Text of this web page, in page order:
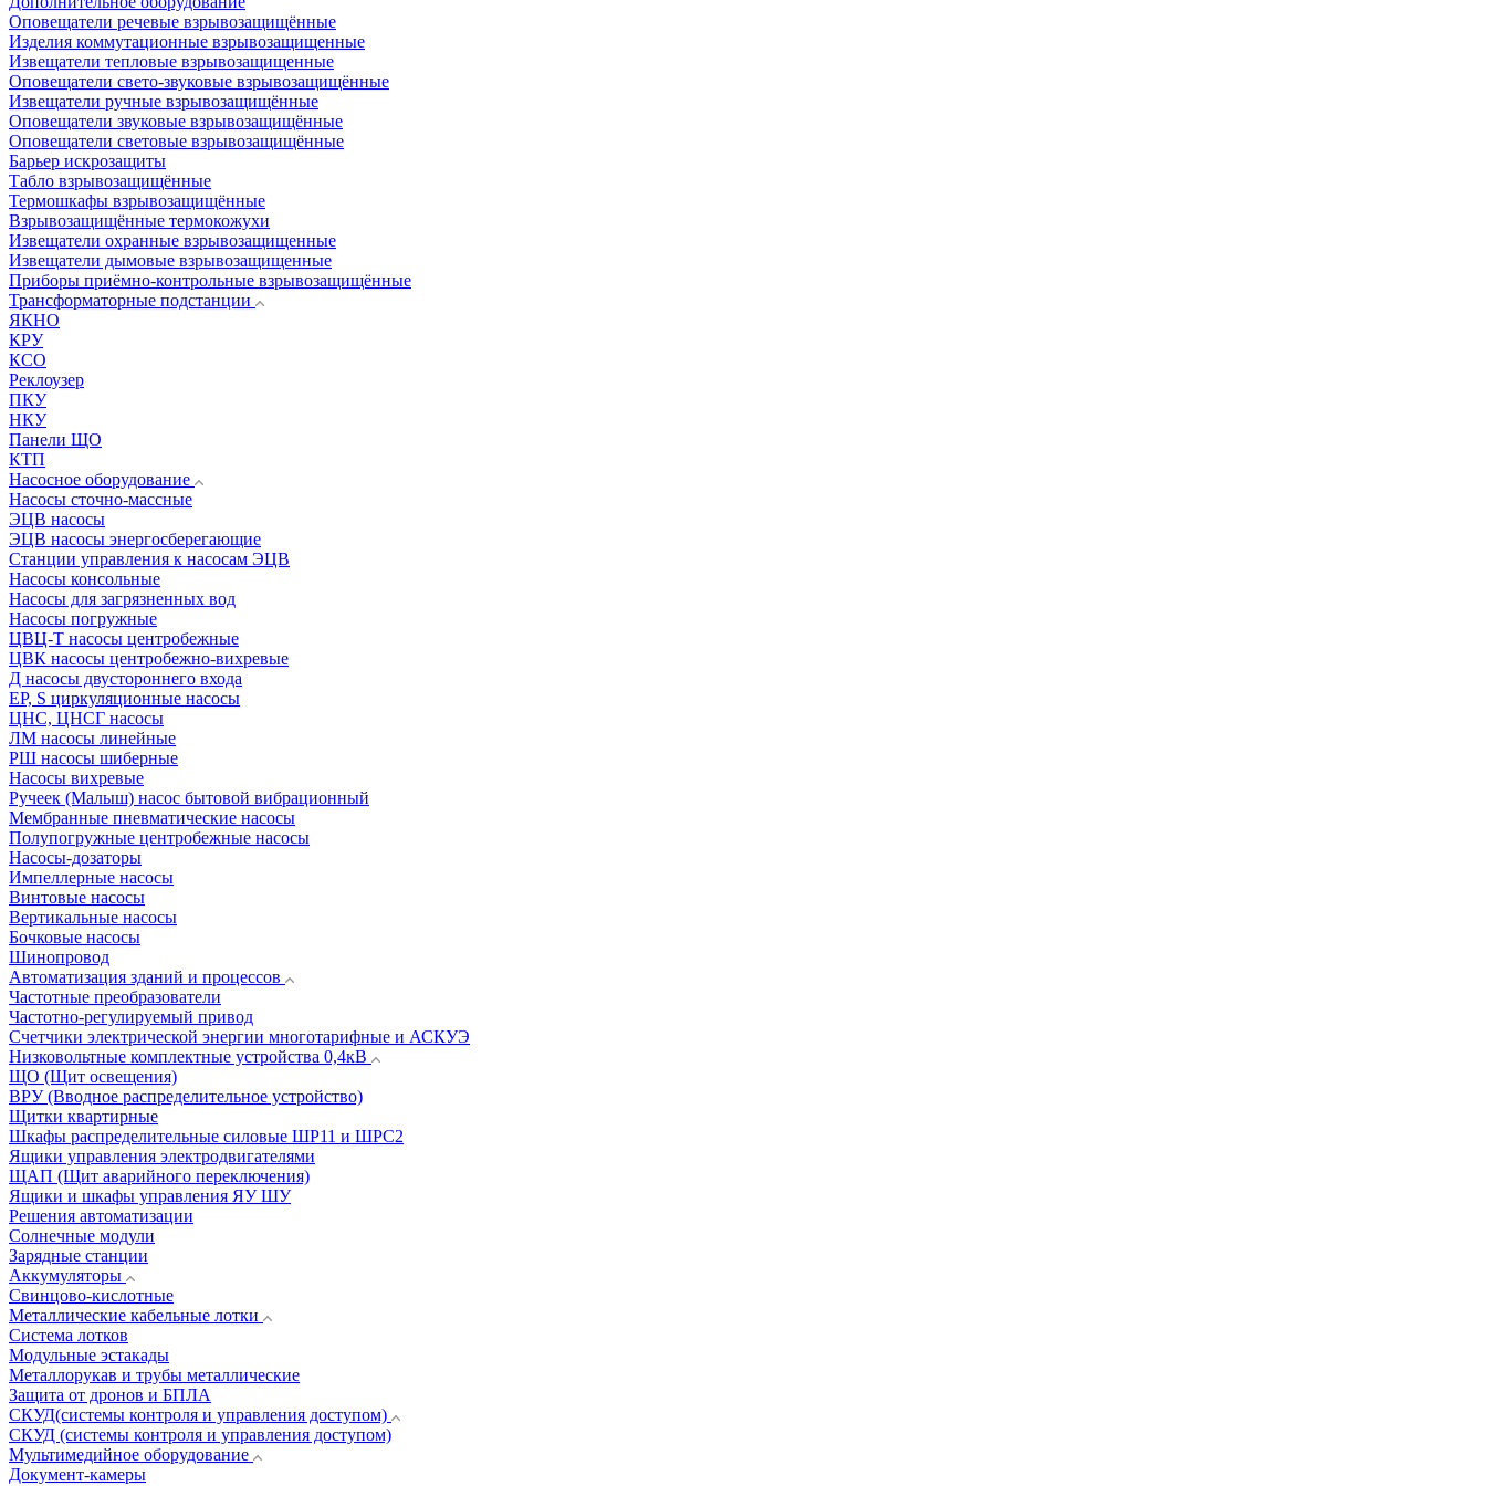
Оповещатели речевые взрывозащищённые
Изделия коммутационные взрывозащищенные
Извещатели тепловые взрывозащищенные
Оповещатели свето-звуковые взрывозащищённые
Извещатели ручные взрывозащищённые
Оповещатели звуковые взрывозащищённые
Оповещатели световые взрывозащищённые
Барьер искрозащиты
Табло взрывозащищённые
Термошкафы взрывозащищённые
Взрывозащищённые термокожухи
Извещатели охранные взрывозащищенные
Извещатели дымовые взрывозащищенные
Приборы приёмно-контрольные взрывозащищённые
Трансформаторные подстанции
ЯКНО
КРУ
КСО
Реклоузер
ПКУ
НКУ
Панели ЩО
КТП
Насосное оборудование
Насосы сточно-массные
ЭЦВ насосы
ЭЦВ насосы энергосберегающие
Станции управления к насосам ЭЦВ
Насосы консольные
Насосы для загрязненных вод
Насосы погружные
ЦВЦ-Т насосы центробежные
ЦВК насосы центробежно-вихревые
Д насосы двустороннего входа
EP, S циркуляционные насосы
ЦНС, ЦНСГ насосы
ЛМ насосы линейные
РШ насосы шиберные
Насосы вихревые
Ручеек (Малыш) насос бытовой вибрационный
Мембранные пневматические насосы
Полупогружные центробежные насосы
Насосы-дозаторы
Импеллерные насосы
Винтовые насосы
Вертикальные насосы
Бочковые насосы
Шинопровод
Автоматизация зданий и процессов
Частотные преобразователи
Частотно-регулируемый привод
Счетчики электрической энергии многотарифные и АСКУЭ
Низковольтные комплектные устройства 0,4кВ
ЩО (Щит освещения)
ВРУ (Вводное распределительное устройство)
Щитки квартирные
Шкафы распределительные силовые ШР11 и ШРС2
Ящики управления электродвигателями
ЩАП (Щит аварийного переключения)
Ящики и шкафы управления ЯУ ШУ
Решения автоматизации
Солнечные модули
Зарядные станции
Аккумуляторы
Свинцово-кислотные
Металлические кабельные лотки
Система лотков
Модульные эстакады
Металлорукав и трубы металлические
Защита от дронов и БПЛА
СКУД(системы контроля и управления доступом)
СКУД (системы контроля и управления доступом)
Мультимедийное оборудование
Документ-камеры